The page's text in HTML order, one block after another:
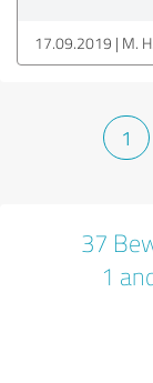
17.09.2019 M. H.
1
37
1